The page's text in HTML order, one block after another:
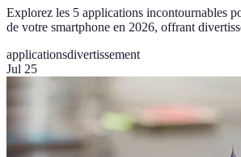
Explorez les 5 applications incontournables
de votre smartphone en 2026, offrant
applicationsdivertissement
Jul 25